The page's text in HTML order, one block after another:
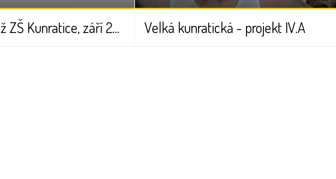
TV reportáž ZŠ Kunratice, září 2011 Velká kunratická - projekt IV.A